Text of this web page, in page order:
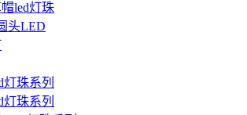
led灯珠
头LED
灯珠系列
灯珠系列